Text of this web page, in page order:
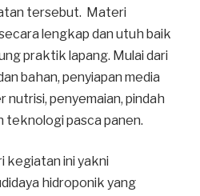
tersebut. Materi
lengkap dan utuh baik
praktik lapang. Mulai dari
bahan, penyiapan media
nutrisi, penyemaian, pindah
teknologi pasca panen.
kegiatan ini yakni
hidroponik yang